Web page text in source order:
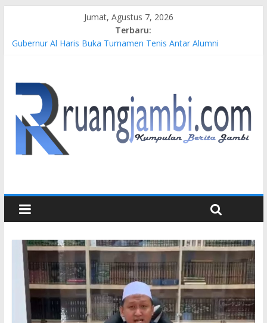
Jumat, Agustus 7, 2026
Terbaru:
Gubernur Al Haris Buka Turnamen Tenis Antar Alumni
Atas Jalur Pipa Migas Demi Keselamatan Bersama
Kasus Brigadir EWS: 4 Anggota Polisi Tersangka Resmi
Didampingi Pengacara Chris Januardi
Hj. Hesti Haris Dorong Lahirnya Wirausaha Muda Melalui
Pelatihan Batik Kontemporer PKW
Siap Dukung Kegiatan Hulu Migas, Kapolda Jambi Kunjungi